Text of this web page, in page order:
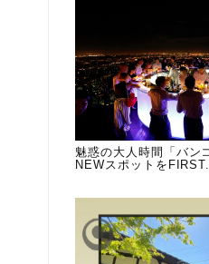
魅惑の大人時間「バン
NEWスポットを